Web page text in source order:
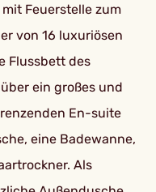
Feuerstelle zum
von 16 luxuriösen
Flussbett des
ein großes und
En-suite
eine Badewanne,
Als